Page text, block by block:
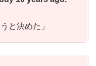
と決めた」